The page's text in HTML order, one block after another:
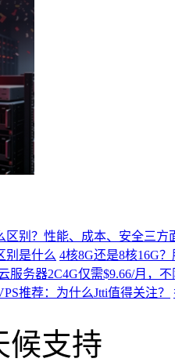
区别？性能、成本、安全三方
别是什么 4核8G还是8核16G
服务器2C4G仅需$9.66/月，
推荐：为什么Jtti值得关注？
候支持